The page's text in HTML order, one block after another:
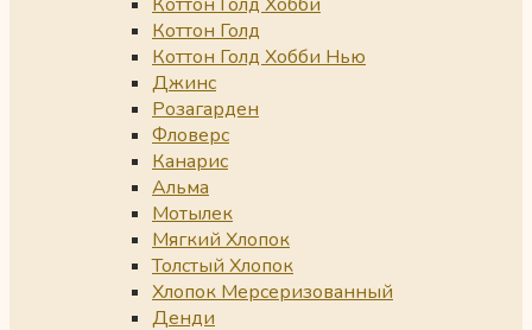
Коттон Голд
Коттон Голд Хобби Нью
Джинс
Розагарден
Фловерс
Канарис
Альма
Мотылек
Мягкий Хлопок
Толстый Хлопок
Хлопок Мерсеризованный
Денди